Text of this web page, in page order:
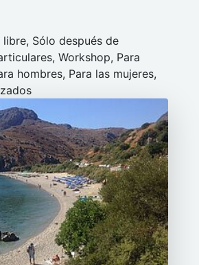
Sólo después de
Workshop, Para
hombres, Para las mujeres,